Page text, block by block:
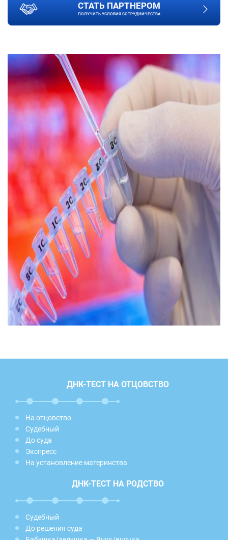
СТАТЬ ПАРТНЕРОМ
ПОЛУЧИТЬ УСЛОВИЯ СОТРУДНИЧЕСТВА
ДНК-ТЕСТ НА ОТЦОВСТВО
На отцовство
Судебный
До суда
Экспресс
На установление материнства
ДНК-ТЕСТ НА РОДСТВО
Судебный
До решения суда